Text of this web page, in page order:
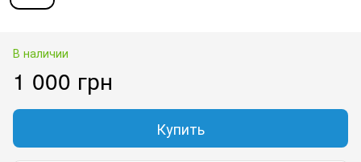
В наличии
1 000 грн
Купить